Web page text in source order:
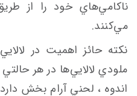
ناكامي‌هاي خود را از
مي‌كنند.
نكته حائز اهميت در
ملودي لالايي‌ها در هر
اندوه ، لحني آرام بخش